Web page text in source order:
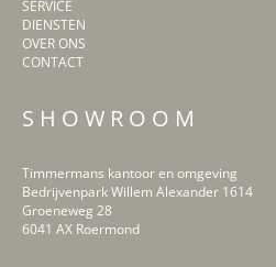
SERVICE
DIENSTEN
OVER ONS
CONTACT
S H O W R O O M
Timmermans kantoor en omgeving
Bedrijvenpark Willem Alexander 1614
Groeneweg 28
6041 AX Roermond